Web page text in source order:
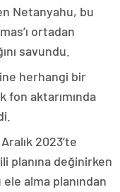
Netanyahu, bu
ortadan
savundu.
herhangi bir
fon aktarımında
2023’te
planına değinirken
alma planından